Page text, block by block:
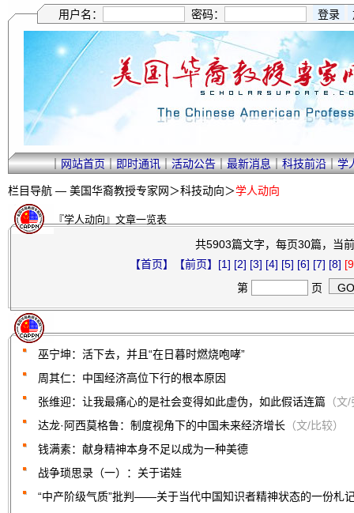
用户名： 密码：
｜网站首页｜即时通讯｜活动公告｜最新消息｜科技前沿｜学
栏目导航 — 美国华裔教授专家网＞科技动向＞学人动向
『学人动向』文章一览表
共5903篇文字，每页30篇，当
【首页】
【前页】 [1] [2] [3] [4] [5] [6] [7] [8]
第
页
巫宁坤：活下去，并且“在日暮时燃烧咆哮”
周其仁：中国经济高位下行的根本原因
张维迎：让我最痛心的是社会变得如此虚伪，如此假话连篇 （
达龙·阿西莫格鲁：制度视角下的中国未来经济增长 （文/比较）
钱满素：献身精神本身不足以成为一种美德
战争琐思录（一）：关于诺娃
​“中产阶级气质”批判——关于当代中国知识者精神状态的一份札